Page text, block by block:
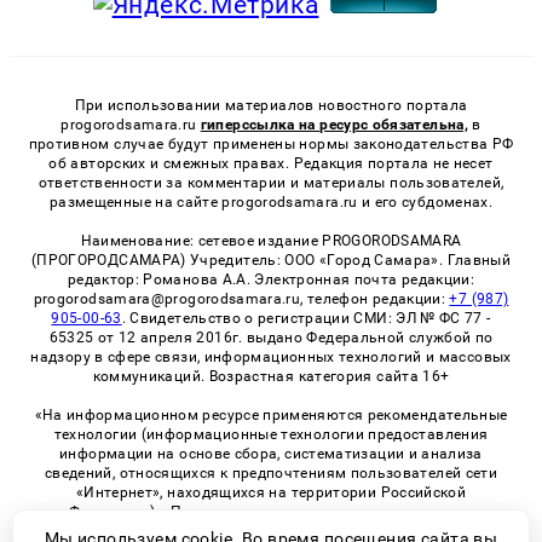
При использовании материалов новостного портала
progorodsamara.ru гиперссылка на ресурс обязательна, в
противном случае будут применены нормы законодательства РФ
об авторских и смежных правах. Редакция портала не несет
ответственности за комментарии и материалы пользователей,
размещенные на сайте progorodsamara.ru и его субдоменах.
Наименование: сетевое издание PROGORODSAMARA
(ПРОГОРОДСАМАРА) Учредитель: ООО «Город Самара». Главный
редактор: Романова А.А. Электронная почта редакции:
progorodsamara@progorodsamara.ru, телефон редакции:+7 (987)
905-00-63 . Свидетельство о регистрации СМИ: ЭЛ № ФС 77 -
65325 от 12 апреля 2016г. выдано Федеральной службой по
надзору в сфере связи, информационных технологий и массовых
коммуникаций. Возрастная категория сайта 16+
«На информационном ресурсе применяются рекомендательные
технологии (информационные технологии предоставления
информации на основе сбора, систематизации и анализа
сведений, относящихся к предпочтениям пользователей сети
«Интернет», находящихся на территории Российской
Федерации)». Правила применения рекомендательных
технологий в виджетах рекламно-обменной сети
«СМИ2» (PDF)